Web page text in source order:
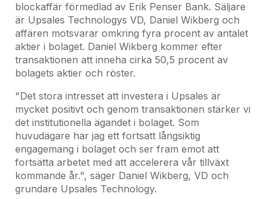
blockaffär förmedlad av Erik Penser Bank. Säljare
är Upsales Technologys VD, Daniel Wikberg och
affären motsvarar omkring fyra procent av antalet
aktier i bolaget. Daniel Wikberg kommer efter
transaktionen att inneha cirka 50,5 procent av
bolagets aktier och röster.
"Det stora intresset att investera i Upsales är
mycket positivt och genom transaktionen stärker vi
det institutionella ägandet i bolaget. Som
huvudägare har jag ett fortsatt långsiktig
engagemang i bolaget och ser fram emot att
fortsätta arbetet med att accelerera vår tillväxt
kommande år.", säger Daniel Wikberg, VD och
grundare Upsales Technology.